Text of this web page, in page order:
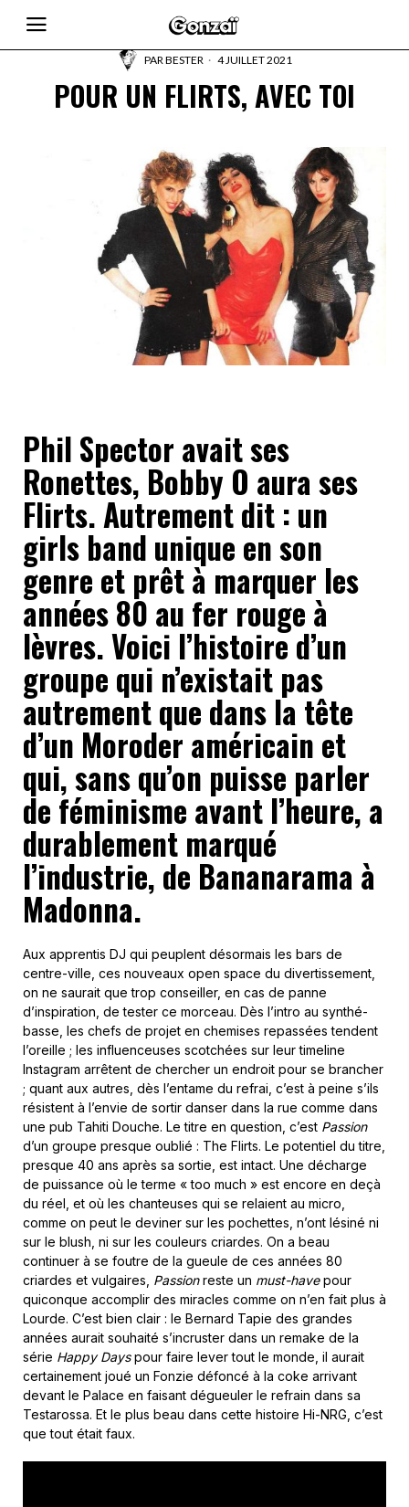
PARBESTER 4 JUILLET 2021
POUR UN FLIRTS, AVEC TOI
Phil Spector avait ses
Ronettes, Bobby O aura ses
Flirts. Autrement dit : un
girls band unique en son
genre et prêt à marquer les
années 80 au fer rouge à
lèvres. Voici l’histoire d’un
groupe qui n’existait pas
autrement que dans la tête
d’un Moroder américain et
qui, sans qu’on puisse parler
de féminisme avant l’heure, a
durablement marqué
l’industrie, de Bananarama à
Madonna.
Aux apprentis DJ qui peuplent désormais les bars de
centre-ville, ces nouveaux open space du divertissement,
on ne saurait que trop conseiller, en cas de panne
d’inspiration, de tester ce morceau. Dès l’intro au synthé-
basse, les chefs de projet en chemises repassées tendent
l’oreille ; les influenceuses scotchées sur leur timeline
Instagram arrêtent de chercher un endroit pour se brancher
; quant aux autres, dès l’entame du refrai, c’est à peine s’ils
résistent à l’envie de sortir danser dans la rue comme dans
une pub Tahiti Douche. Le titre en question, c’est Passion
d’un groupe presque oublié : The Flirts. Le potentiel du titre,
presque 40 ans après sa sortie, est intact. Une décharge
de puissance où le terme « too much » est encore en deçà
du réel, et où les chanteuses qui se relaient au micro,
comme on peut le deviner sur les pochettes, n’ont lésiné ni
sur le blush, ni sur les couleurs criardes. On a beau
continuer à se foutre de la gueule de ces années 80
criardes et vulgaires, Passionreste un must-havepour
quiconque accomplir des miracles comme on n’en fait plus à
Lourde. C’est bien clair : le Bernard Tapie des grandes
années aurait souhaité s’incruster dans un remake de la
série Happy Dayspour faire lever tout le monde, il aurait
certainement joué un Fonzie défoncé à la coke arrivant
devant le Palace en faisant dégueuler le refrain dans sa
Testarossa. Et le plus beau dans cette histoire Hi-NRG, c’est
que tout était faux.